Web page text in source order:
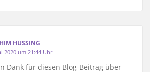
HUSSING
2020 um 21:44 Uhr
Dank für diesen Blog-Beitrag über